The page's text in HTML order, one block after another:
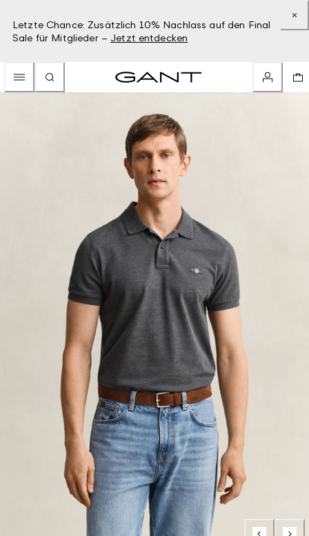
Letzte Chance: Zusätzlich 10% Nachlass auf den Final
Sale für Mitglieder – Jetzt entdecken